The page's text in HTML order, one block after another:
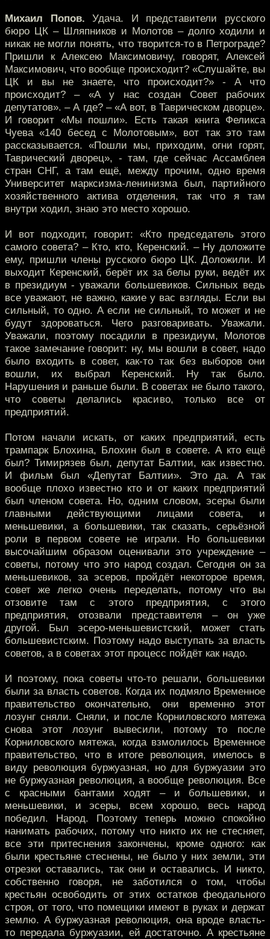
Михаил Попов. Удача. И представители русского
бюро ЦК – Шляпников и Молотов – долго ходили и
никак не могли понять, что творится-то в Петрограде?
Пришли к Алексею Максимовичу, говорят, Алексей
Максимович, что вообще происходит? «Слушайте, вы
ЦК и вы не знаете, что происходит?» - А что
происходит? – «А у нас создан Совет рабочих
депутатов». – А где? – «А вот, в Таврическом дворце».
И говорит «Мы пошли». Есть такая книга Феликса
Чуева «140 бесед с Молотовым», вот так это там
рассказывается. «Пошли мы, приходим, огни горят,
Таврический дворец», - там, где сейчас Ассамблея
стран СНГ, а там ещё, между прочим, одно время
Университет марксизма-ленинизма был, партийного
хозяйственного актива отделения, так что я там
внутри ходил, знаю это место хорошо.
И вот подходит, говорит: «Кто председатель этого
самого совета? – Кто, кто, Керенский. – Ну доложите
ему, пришли члены русского бюро ЦК. Доложили. И
выходит Керенский, берёт их за белы руки, ведёт их
в президиум - уважали большевиков. Сильных ведь
все уважают, не важно, какие у вас взгляды. Если вы
сильный, то одно. А если не сильный, то может и не
будут здороваться. Чего разговаривать. Уважали.
Уважали, поэтому посадили в президиум, Молотов
такое замечание говорит: ну, мы вошли в совет, надо
было входить в совет, как-то так без выборов они
вошли, их выбрал Керенский. Ну так было.
Нарушения и раньше были. В советах не было такого,
что советы делались красиво, только все от
предприятий.
Потом начали искать, от каких предприятий, есть
трампарк Блохина, Блохин был в совете. А кто ещё
был? Тимирязев был, депутат Балтии, как известно.
И фильм был «Депутат Балтии». Это да. А так
вообще плохо известно кто и от каких предприятий
был членом совета. Но, одним словом, эсеры были
главными действующими лицами совета, и
меньшевики, а большевики, так сказать, серьёзной
роли в первом совете не играли. Но большевики
высочайшим образом оценивали это учреждение –
советы, потому что это народ создал. Сегодня он за
меньшевиков, за эсеров, пройдёт некоторое время,
совет же легко очень переделать, потому что вы
отзовите там с этого предприятия, с этого
предприятия, отозвали представителя – он уже
другой. Был эсеро-меньшевистский, может стать
большевистским. Поэтому надо выступать за власть
советов, а в советах этот процесс пойдёт как надо.
И поэтому, пока советы что-то решали, большевики
были за власть советов. Когда их подмяло Временное
правительство окончательно, они временно этот
лозунг сняли. Сняли, и после Корниловского мятежа
снова этот лозунг вывесили, потому то после
Корниловского мятежа, когда взмолилось Временное
правительство, что в итоге революция, имелось в
виду революция буржуазная, но для буржуазии это
не буржуазная революция, а вообще революция. Все
с красными бантами ходят – и большевики, и
меньшевики, и эсеры, всем хорошо, весь народ
победил. Народ. Поэтому теперь можно спокойно
нанимать рабочих, потому что никто их не стесняет,
все эти притеснения закончены, кроме одного: как
были крестьяне стеснены, не было у них земли, эти
отрезки оставались, так они и оставались. И никто,
собственно говоря, не заботился о том, чтобы
крестьян освободить от этих остатков феодального
строя, от того, что помещики имеют в руках и держат
землю. А буржуазная революция, она вроде власть-
то передала буржуазии, ей достаточно. А крестьяне